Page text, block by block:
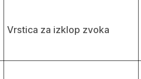
Vrstica za izklop zvoka